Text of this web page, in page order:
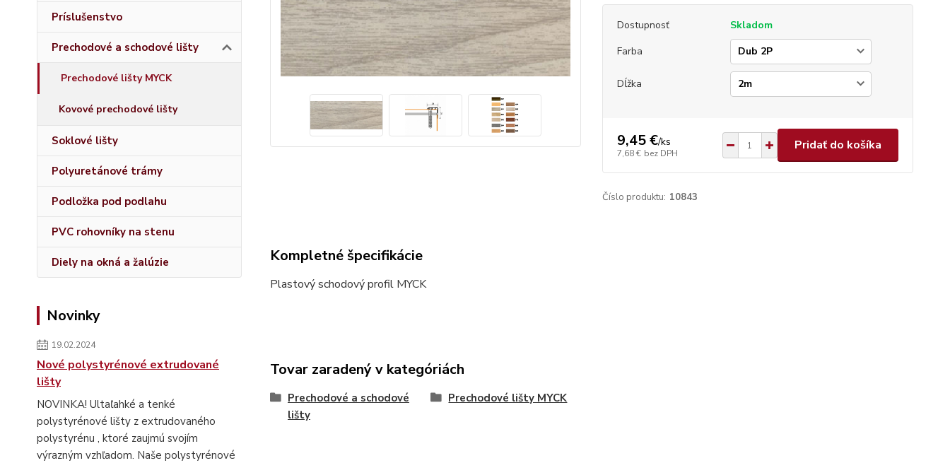
Príslušenstvo
Prechodové a schodové lišty
Prechodové lišty MYCK
Kovové prechodové lišty
Soklové lišty
Polyuretánové trámy
Podložka pod podlahu
PVC rohovníky na stenu
Diely na okná a žalúzie
Novinky
19.02.2024
Nové polystyrénové extrudované
lišty
NOVINKA! Ultaľahké a tenké
polystyrénové lišty z extrudovaného
polystyrénu , ktoré zaujmú svojím
výrazným vzhľadom. Naše polystyrénové
Dostupnosť
Skladom
Farba
Dĺžka
9,45 €/ks
7,68 € bez DPH
Pridať do košíka
Číslo produktu: 10843
Kompletné špecifikácie
Plastový schodový profil MYCK
Tovar zaradený v kategóriách
Prechodové a schodové
lišty
Prechodové lišty MYCK